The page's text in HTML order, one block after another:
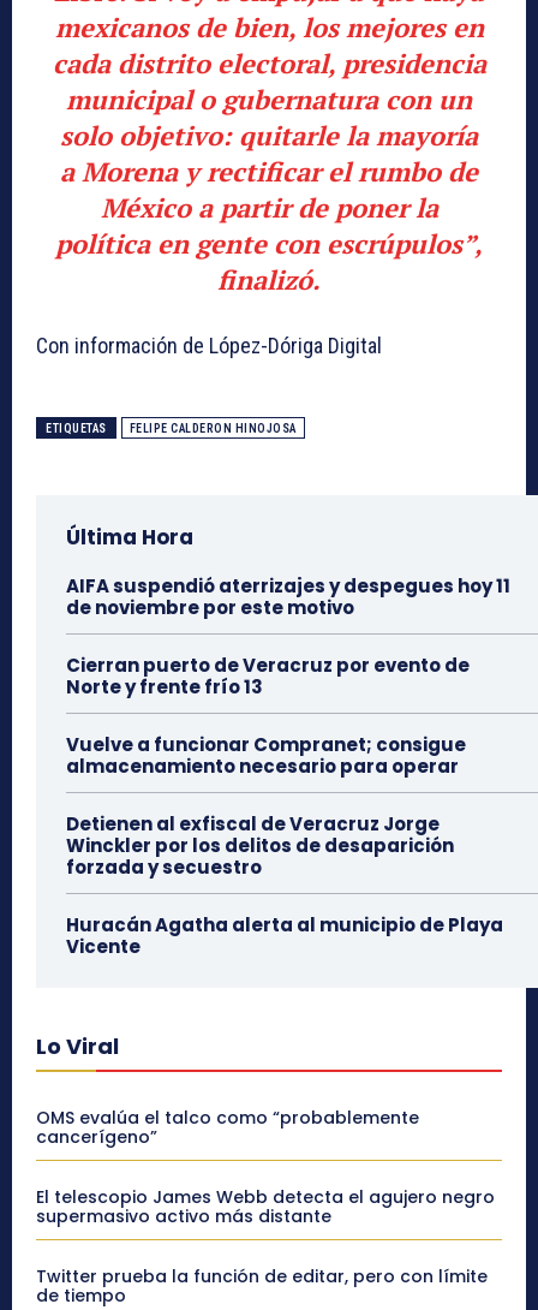
mexicanos de bien, los mejores en
cada distrito electoral, presidencia
municipal o gubernatura con un
solo objetivo: quitarle la mayoría
a Morena y rectificar el rumbo de
México a partir de poner la
política en gente con escrúpulos”,
finalizó.
Con información de López-Dóriga Digital
ETIQUETAS FELIPE CALDERON HINOJOSA
Última Hora
AIFA suspendió aterrizajes y despegues hoy 11
de noviembre por este motivo
Cierran puerto de Veracruz por evento de
Norte y frente frío 13
Vuelve a funcionar Compranet; consigue
almacenamiento necesario para operar
Detienen al exfiscal de Veracruz Jorge
Winckler por los delitos de desaparición
forzada y secuestro
Huracán Agatha alerta al municipio de Playa
Vicente
Lo Viral
OMS evalúa el talco como “probablemente
cancerígeno”
El telescopio James Webb detecta el agujero negro
supermasivo activo más distante
Twitter prueba la función de editar, pero con límite
de tiempo